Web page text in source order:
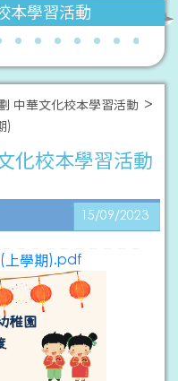
本學習活動
中華文化校本學習活動
)
化校本學習活動
15/09/2023
上學期).pdf